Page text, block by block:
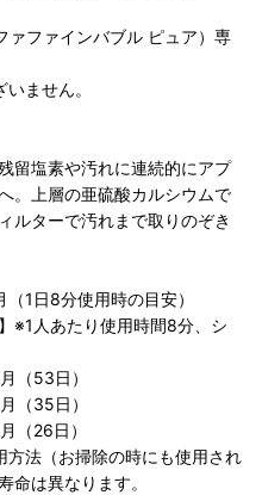
ァファインバブル ピュア）専
ません。
留塩素や汚れに連続的にアプ
。上層の亜硫酸カルシウムで
ルターで汚れまで取りのぞき
1日8分使用時の目安）
※1人あたり使用時間8分、シ
（53日）
（35日）
（26日）
法（お掃除の時にも使用され
命は異なります。